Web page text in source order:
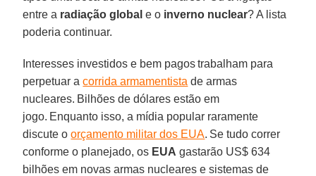
entre a radiação global e o inverno nuclear? A lista
poderia continuar.
Interesses investidos e bem pagos trabalham para
perpetuar acorrida armamentista de armas
nucleares. Bilhões de dólares estão em
jogo. Enquanto isso, a mídia popular raramente
discute oorçamento militar dos EUA. Se tudo correr
conforme o planejado, os EUA gastarão US$ 634
bilhões em novas armas nucleares e sistemas de